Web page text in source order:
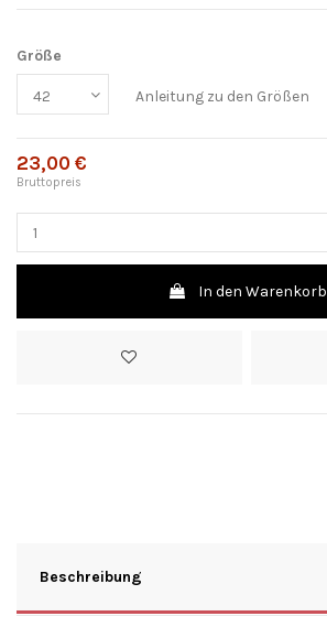
Größe
Anleitung zu den Größen
23,00 €
Bruttopreis
In den Warenkorb
Beschreibung